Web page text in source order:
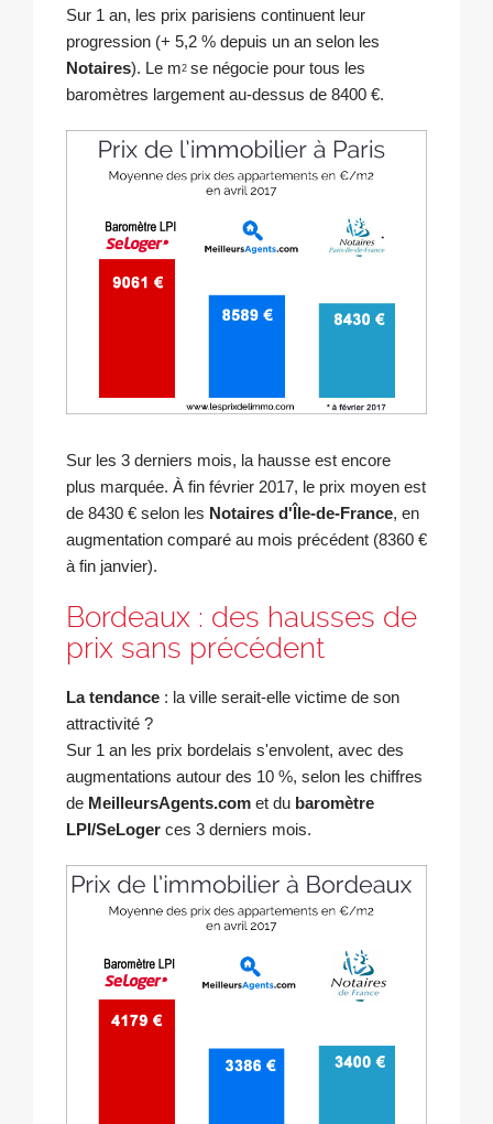
Sur 1 an, les prix parisiens continuent leur
progression (+ 5,2 % depuis un an selon les
Notaires). Le m2 se négocie pour tous les
baromètres largement au-dessus de 8400 €.
Sur les 3 derniers mois, la hausse est encore
plus marquée. À fin février 2017, le prix moyen est
de 8430 € selon les Notaires d'Île-de-France, en
augmentation comparé au mois précédent (8360 €
à fin janvier).
Bordeaux : des hausses de
prix sans précédent
La tendance : la ville serait-elle victime de son
attractivité ?
Sur 1 an les prix bordelais s'envolent, avec des
augmentations autour des 10 %, selon les chiffres
de MeilleursAgents.com et du baromètre
LPI/SeLoger ces 3 derniers mois.